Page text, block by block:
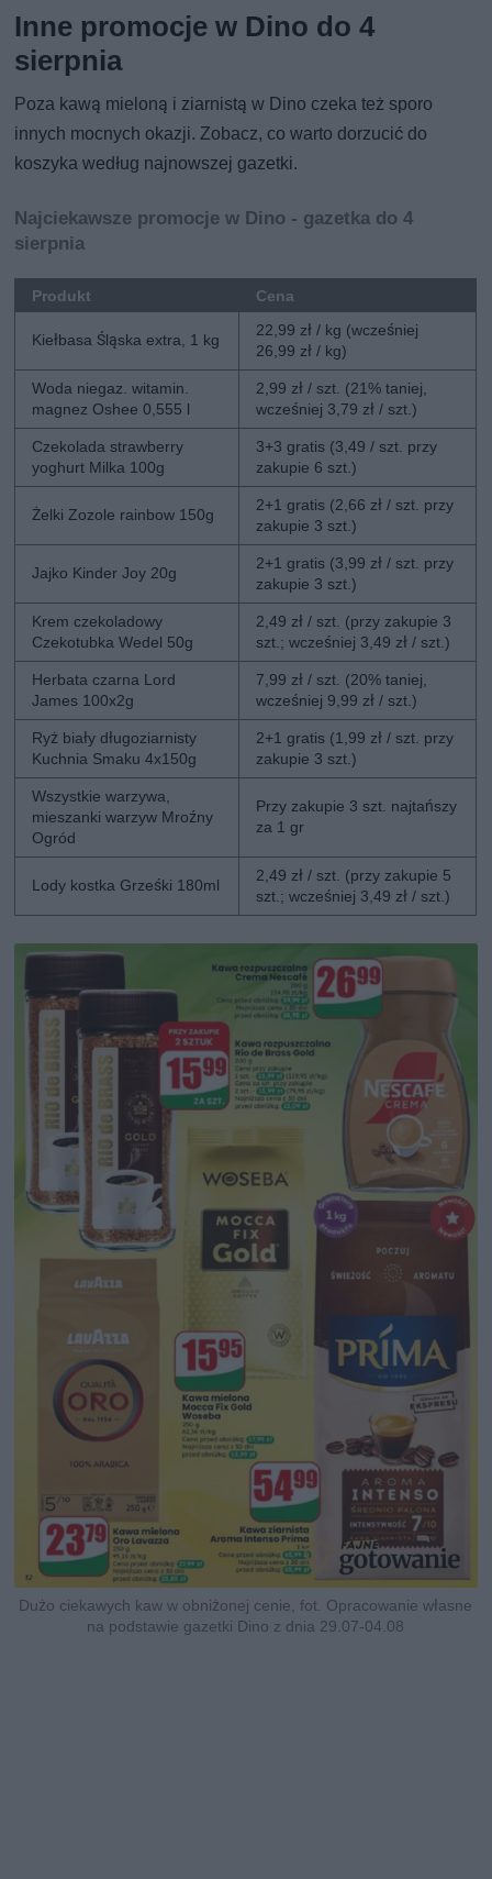
Inne promocje w Dino do 4
sierpnia
Poza kawą mieloną i ziarnistą w Dino czeka też sporo
innych mocnych okazji. Zobacz, co warto dorzucić do
koszyka według najnowszej gazetki.
Najciekawsze promocje w Dino - gazetka do 4
sierpnia
Produkt Cena
Kiełbasa Śląska extra, 1 kg
22,99 zł / kg (wcześniej
26,99 zł / kg)
Woda niegaz. witamin.
magnez Oshee 0,555 l
2,99 zł / szt. (21% taniej,
wcześniej 3,79 zł / szt.)
Czekolada strawberry
yoghurt Milka 100g
3+3 gratis (3,49 / szt. przy
zakupie 6 szt.)
Żelki Zozole rainbow 150g
2+1 gratis (2,66 zł / szt. przy
zakupie 3 szt.)
Jajko Kinder Joy 20g
2+1 gratis (3,99 zł / szt. przy
zakupie 3 szt.)
Krem czekoladowy
Czekotubka Wedel 50g
2,49 zł / szt. (przy zakupie 3
szt.; wcześniej 3,49 zł / szt.)
Herbata czarna Lord
James 100x2g
7,99 zł / szt. (20% taniej,
wcześniej 9,99 zł / szt.)
Ryż biały długoziarnisty
Kuchnia Smaku 4x150g
2+1 gratis (1,99 zł / szt. przy
zakupie 3 szt.)
Wszystkie warzywa,
mieszanki warzyw Mroźny
Ogród
Przy zakupie 3 szt. najtańszy
za 1 gr
Lody kostka Grześki 180ml
2,49 zł / szt. (przy zakupie 5
szt.; wcześniej 3,49 zł / szt.)
Dużo ciekawych kaw w obniżonej cenie, fot. Opracowanie własne
na podstawie gazetki Dino z dnia 29.07-04.08